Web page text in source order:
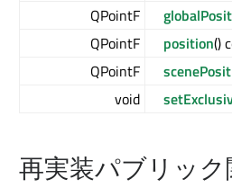
QPointF
QPointF
position()
QPointF
void
再実装パブリッ